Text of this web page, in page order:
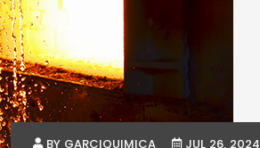
BY GARCIQUIMICA JUL 26, 2024